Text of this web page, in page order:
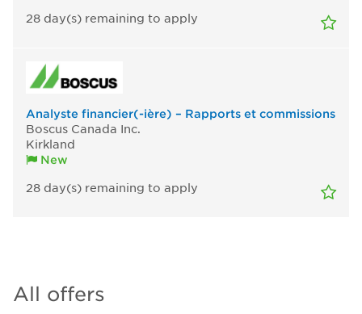
28 day(s) remaining to apply
Analyste financier(-ière) – Rapports et commissions
Boscus Canada Inc.
Kirkland
New
28 day(s) remaining to apply
All offers